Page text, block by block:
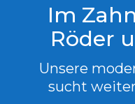
Im
Röder
Unsere
sucht